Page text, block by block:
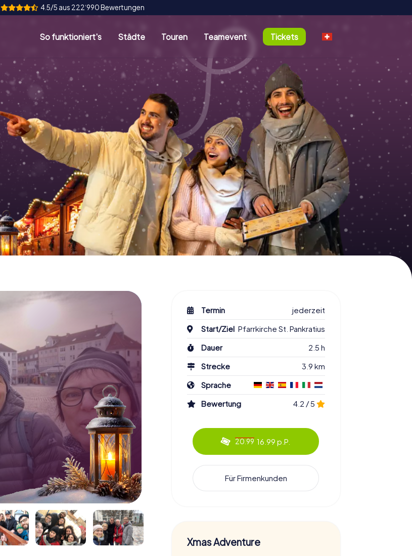
4.5/5 aus 222‘990 Bewertungen
So funktioniert's Städte Touren Teamevent Tickets
Termin
jederzeit
Start/Ziel Pfarrkirche St. Pankratius
Dauer
2.5 h
Strecke
3.9 km
Sprache
Bewertung
4.2 / 5
20.99 16.99 p.P.
Für Firmenkunden
Xmas Adventure